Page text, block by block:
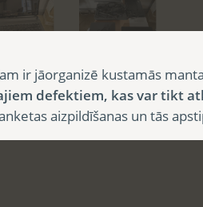
ir jāorganizē kustamās
defektiem, kas var tikt
aizpildīšanas un tās